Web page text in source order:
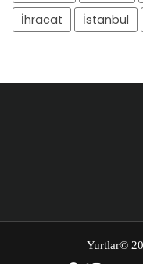
İhracat
İstanbul
Yurtlar©